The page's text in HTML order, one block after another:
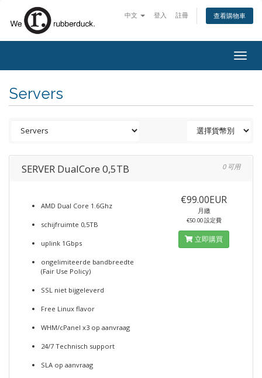
中文 登入 註冊 查看購物車
Servers
SERVER DualCore 0,5TB 0 可用
AMD Dual Core 1.6Ghz
schijfruimte 0,5TB
uplink 1Gbps
ongelimiteerde bandbreedte
(Fair Use Policy)
SSL niet bijgeleverd
Free Linux flavor
WHM/cPanel x3 op aanvraag
24/7 Technisch support
SLA op aanvraag
€99.00EUR
月繳
€50.00 設定費
立即購買